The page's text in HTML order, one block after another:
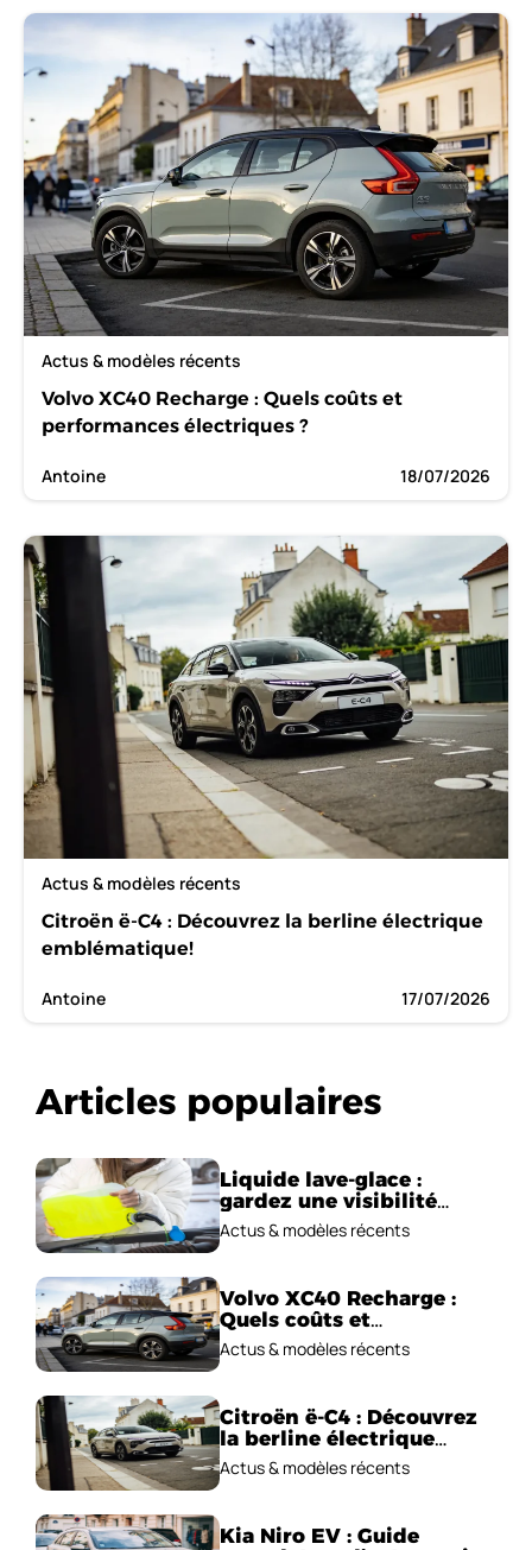
Actus & modèles récents
Volvo XC40 Recharge : Quels coûts et
performances électriques ?
Antoine 18/07/2026
Actus & modèles récents
Citroën ë-C4 : Découvrez la berline électrique
emblématique!
Antoine 17/07/2026
Articles populaires
Liquide lave-glace :
gardez une visibilité
parfaite en voiture
Actus & modèles récents
Volvo XC40 Recharge :
Quels coûts et
performances
électriques ?
Actus & modèles récents
Citroën ë-C4 : Découvrez
la berline électrique
emblématique!
Actus & modèles récents
Kia Niro EV : Guide